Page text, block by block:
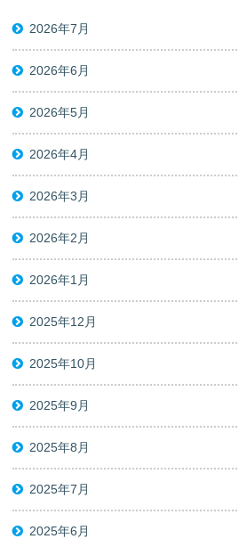
2026年7月
2026年6月
2026年5月
2026年4月
2026年3月
2026年2月
2026年1月
2025年12月
2025年10月
2025年9月
2025年8月
2025年7月
2025年6月